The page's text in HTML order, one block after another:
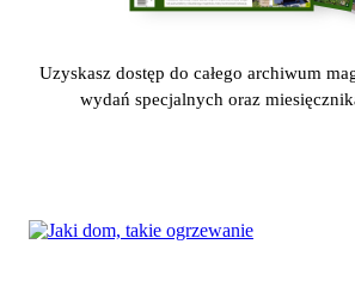
Uzyskasz dostęp do całego archiwum
wydań specjalnych oraz